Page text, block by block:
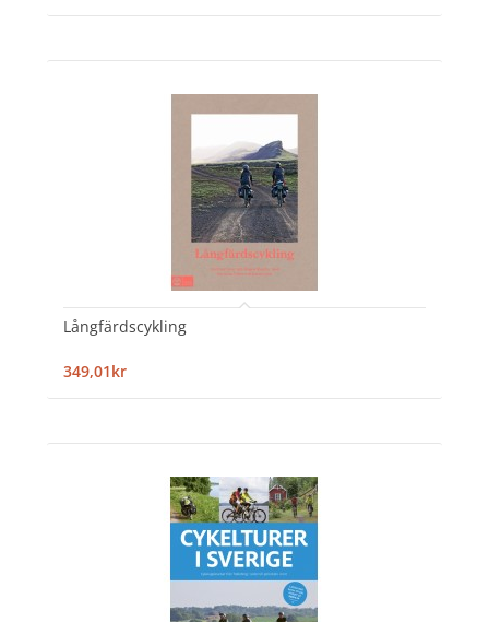
Långfärdscykling
349,01kr